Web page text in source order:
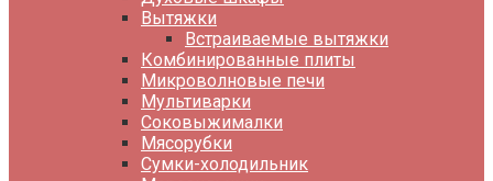
Вытяжки
Встраиваемые вытяжки
Комбинированные плиты
Микроволновые печи
Мультиварки
Соковыжималки
Мясорубки
Сумки-холодильник